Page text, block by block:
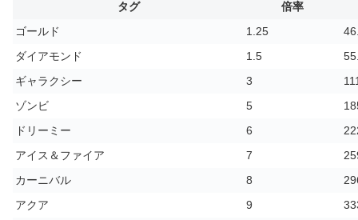
タグ
倍率
ゴールド
1.25
ダイアモンド
1.5
ギャラクシー
3
ゾンビ
5
ドリーミー
6
アイス＆ファイア
7
カーニバル
8
アクア
9